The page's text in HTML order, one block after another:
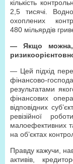
кількість
2,5 тисячі.
охоплених
480 мільярдів
— Якщо можна,
— Цей підхід
фінансово-
результатами
фінансових
відповідних
ревізійної
малоефективних
на об’єктах
Правду кажучи,
активів,